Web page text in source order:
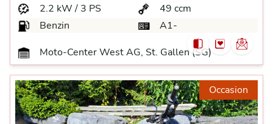
2.2 kW / 3 PS
49 ccm
Benzin
A1-
Moto-Center West AG, St. Gallen (SG)
Occasion